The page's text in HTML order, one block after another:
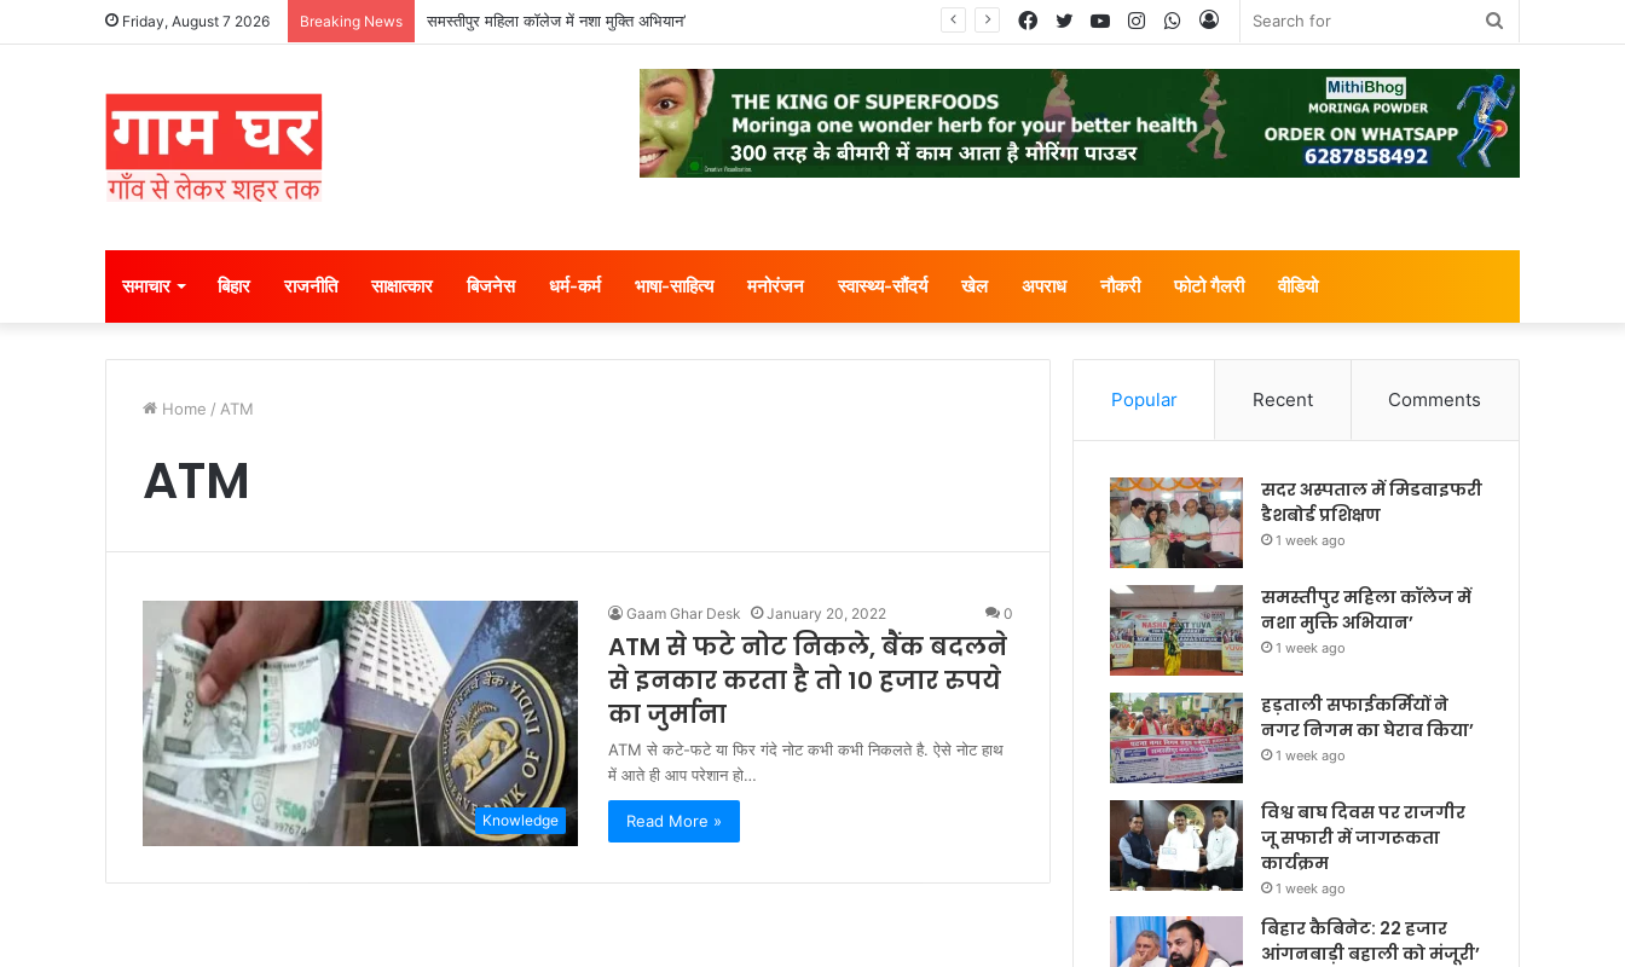
Friday, August 7 2026 Breaking News समस्तीपुर महिला कॉलेज में नशा मुक्ति अभियान’
Log
WhatsApp
Instagram
YouTube
Twitter
Facebook
समाचार बिहार राजनीति साक्षात्कार बिजनेस धर्म-कर्म भाषा-साहित्य मनोरंजन स्वास्थ्य-सौंदर्य खेल अपराध नौकरी फोटो गैलरी वीडियो
Home / ATM
ATM
Knowledge
Gaam Ghar Desk January 20, 2022 0
ATM से फटे नोट निकले, बैंक बदलने
से इनकार करता है तो 10 हजार रुपये
का जुर्माना
ATM से कटे-फटे या फिर गंदे नोट कभी कभी निकलते है. ऐसे नोट हाथ
में आते ही आप परेशान हो…
Read More »
Popular Recent Comments
सदर अस्पताल में मिडवाइफरी
डैशबोर्ड प्रशिक्षण
1 week ago
समस्तीपुर महिला कॉलेज में
नशा मुक्ति अभियान’
1 week ago
हड़ताली सफाईकर्मियों ने
नगर निगम का घेराव किया’
1 week ago
विश्व बाघ दिवस पर राजगीर
जू सफारी में जागरूकता
कार्यक्रम
1 week ago
बिहार कैबिनेट: 22 हजार
आंगनबाड़ी बहाली को मंजूरी’